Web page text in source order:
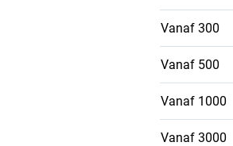
Vanaf 300
Vanaf 500
Vanaf 1000
Vanaf 3000